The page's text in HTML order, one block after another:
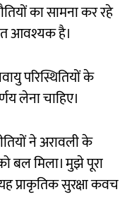
का सामना कर रहे
आवश्यक है।
परिस्थितियों के
लेना चाहिए।
ने अरावली के
बल मिला। मुझे पूरा
प्राकृतिक सुरक्षा कवच